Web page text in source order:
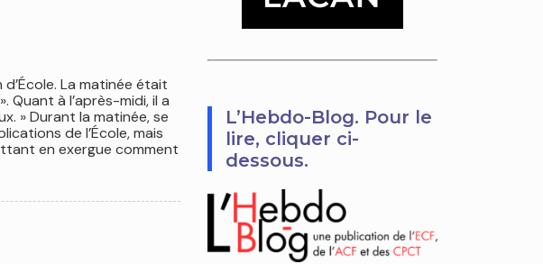
La matinée était
Quant à l’après-midi, il a
» Durant la matinée, se
de l’École, mais
en exergue comment
L’Hebdo-Blog. Pour le
lire, cliquer ci-
dessous.